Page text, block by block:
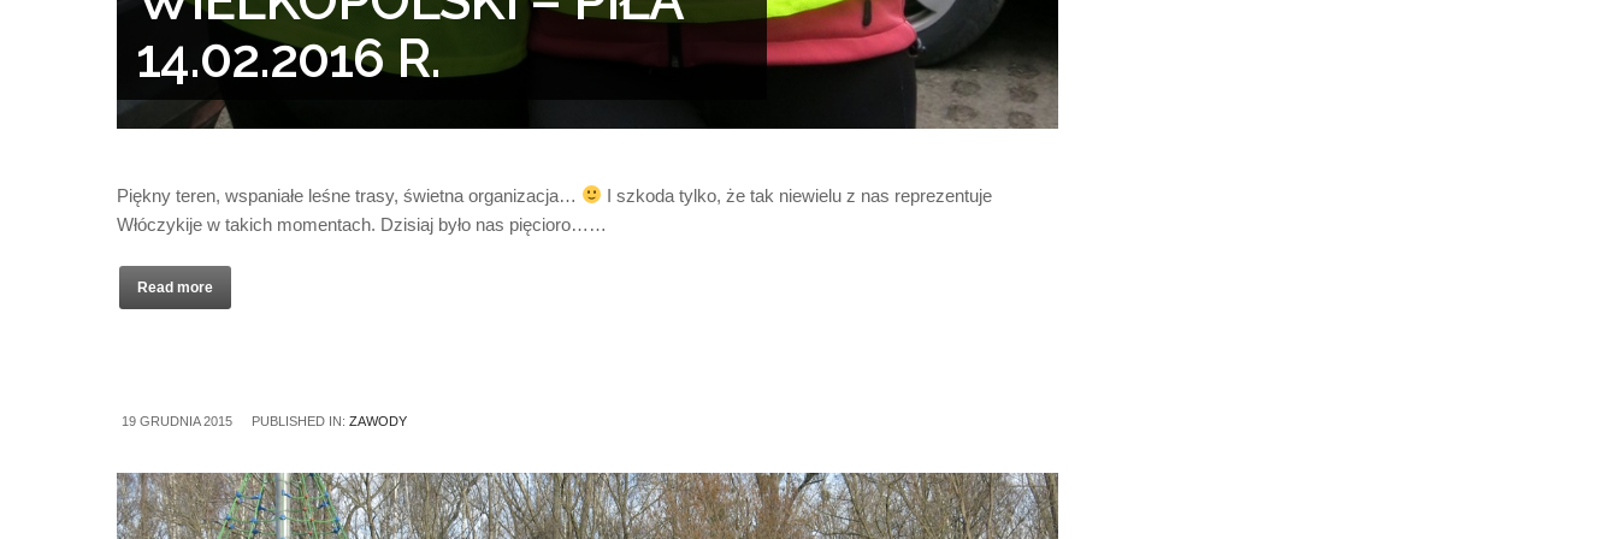
14.02.2016 R.
Piękny teren, wspaniałe leśne trasy, świetna organizacja…
I szkoda tylko, że tak niewielu z nas reprezentuje
Włóczykije w takich momentach. Dzisiaj było nas pięcioro……
Read more
19 GRUDNIA 2015 PUBLISHED IN: ZAWODY